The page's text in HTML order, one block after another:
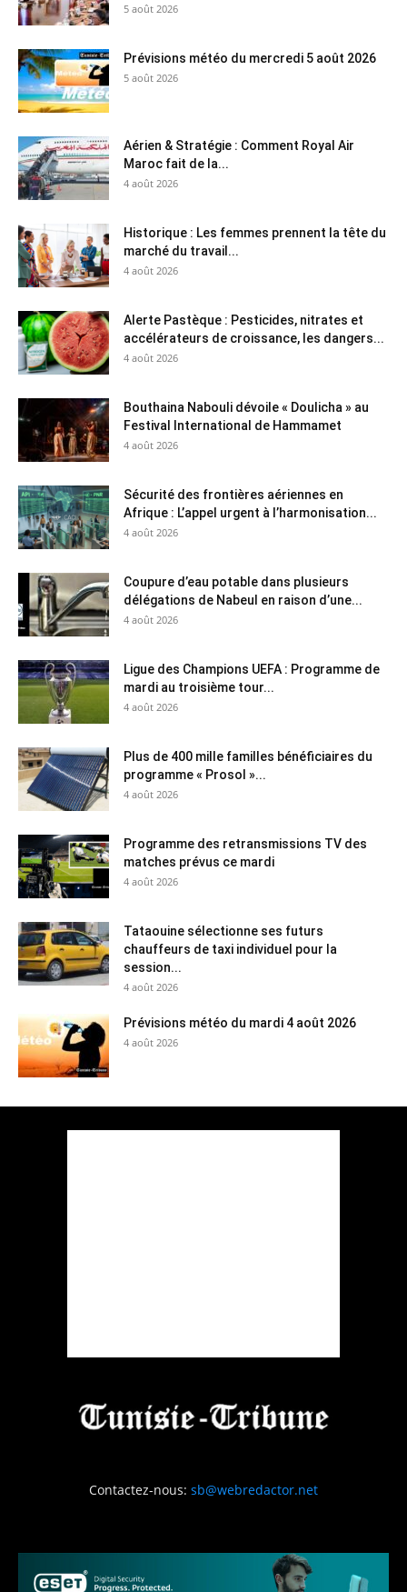
5 août 2026
Prévisions météo du mercredi 5 août 2026
5 août 2026
Aérien & Stratégie : Comment Royal Air
Maroc fait de la...
4 août 2026
Historique : Les femmes prennent la tête du
marché du travail...
4 août 2026
Alerte Pastèque : Pesticides, nitrates et
accélérateurs de croissance, les dangers...
4 août 2026
Bouthaina Nabouli dévoile « Doulicha » au
Festival International de Hammamet
4 août 2026
Sécurité des frontières aériennes en
Afrique : L’appel urgent à l’harmonisation...
4 août 2026
Coupure d’eau potable dans plusieurs
délégations de Nabeul en raison d’une...
4 août 2026
Ligue des Champions UEFA : Programme de
mardi au troisième tour...
4 août 2026
Plus de 400 mille familles bénéficiaires du
programme « Prosol »...
4 août 2026
Programme des retransmissions TV des
matches prévus ce mardi
4 août 2026
Tataouine sélectionne ses futurs
chauffeurs de taxi individuel pour la
session...
4 août 2026
Prévisions météo du mardi 4 août 2026
4 août 2026
Contactez-nous: sb@webredactor.net